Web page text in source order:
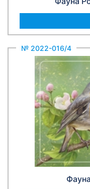
№ 2022-016/4